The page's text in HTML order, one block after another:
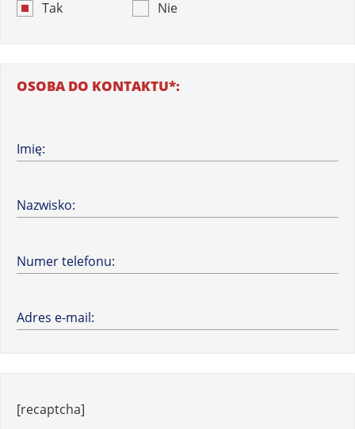
Tak
Nie
OSOBA DO KONTAKTU*:
Imię:
Nazwisko:
Numer telefonu:
Adres e-mail:
[recaptcha]